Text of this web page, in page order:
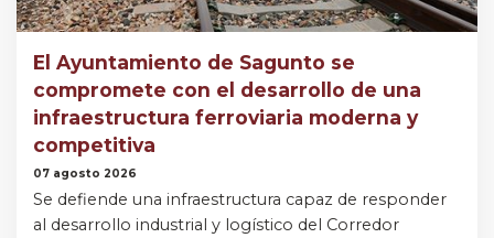
El Ayuntamiento de Sagunto se
compromete con el desarrollo de una
infraestructura ferroviaria moderna y
competitiva
07 agosto 2026
Se defiende una infraestructura capaz de responder
al desarrollo industrial y logístico del Corredor